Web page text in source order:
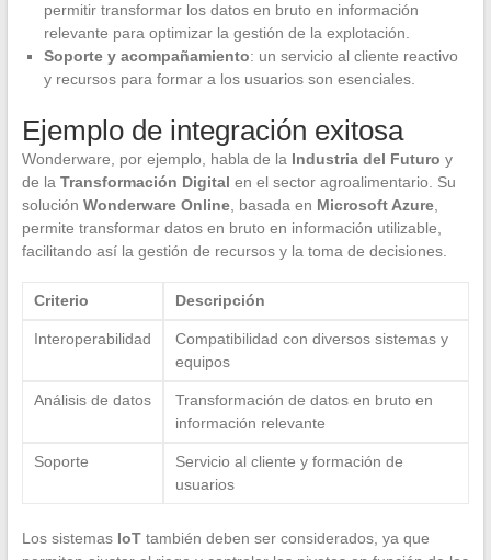
permitir transformar los datos en bruto en información
relevante para optimizar la gestión de la explotación.
Soporte y acompañamiento: un servicio al cliente reactivo
y recursos para formar a los usuarios son esenciales.
Ejemplo de integración exitosa
Wonderware, por ejemplo, habla de la Industria del Futuro y
de la Transformación Digital en el sector agroalimentario. Su
solución Wonderware Online, basada en Microsoft Azure,
permite transformar datos en bruto en información utilizable,
facilitando así la gestión de recursos y la toma de decisiones.
Criterio Descripción
Interoperabilidad
Compatibilidad con diversos sistemas y
equipos
Análisis de datos
Transformación de datos en bruto en
información relevante
Soporte
Servicio al cliente y formación de
usuarios
Los sistemas IoTtambién deben ser considerados, ya que